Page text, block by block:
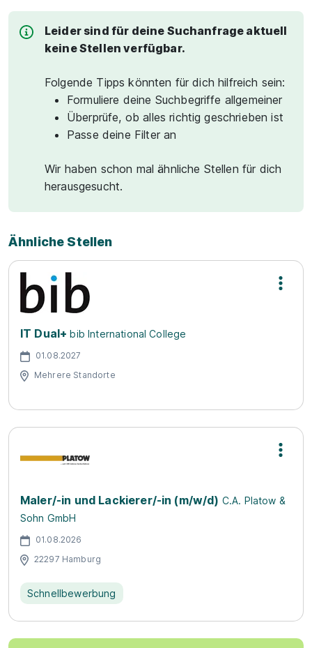
Leider sind für deine Suchanfrage aktuell
keine Stellen verfügbar.
Folgende Tipps könnten für dich hilfreich sein:
Formuliere deine Suchbegriffe allgemeiner
Überprüfe, ob alles richtig geschrieben ist
Passe deine Filter an
Wir haben schon mal ähnliche Stellen für dich
herausgesucht.
Ähnliche Stellen
IT Dual+ bib International College
01.08.2027
Mehrere Standorte
Maler/-in und Lackierer/-in (m/w/d) C.A. Platow &
Sohn GmbH
01.08.2026
22297 Hamburg
Schnellbewerbung